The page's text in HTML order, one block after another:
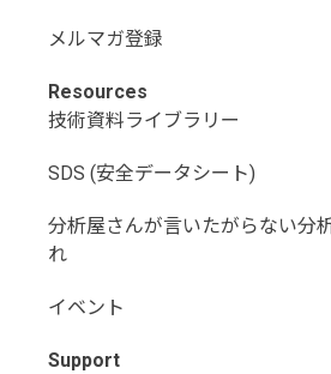
メルマガ登録
Resources
技術資料ライブラリー
SDS (安全データシート)
分析屋さんが言いたがらない分
れ
イベント
Support